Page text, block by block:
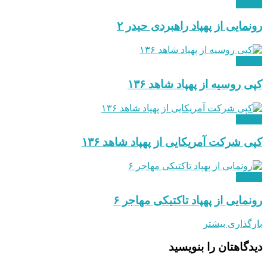
رونمایی از پهپاد راهبردی حیدر ۲
کپی روسیه از پهپاد شاهد ۱۳۶
کپی شرکت آمریکایی از پهپاد شاهد ۱۳۶
رونمایی از پهپاد تاکتیکی مهاجر ۶
بارگذاری بیشتر
دیدگاهتان را بنویسید